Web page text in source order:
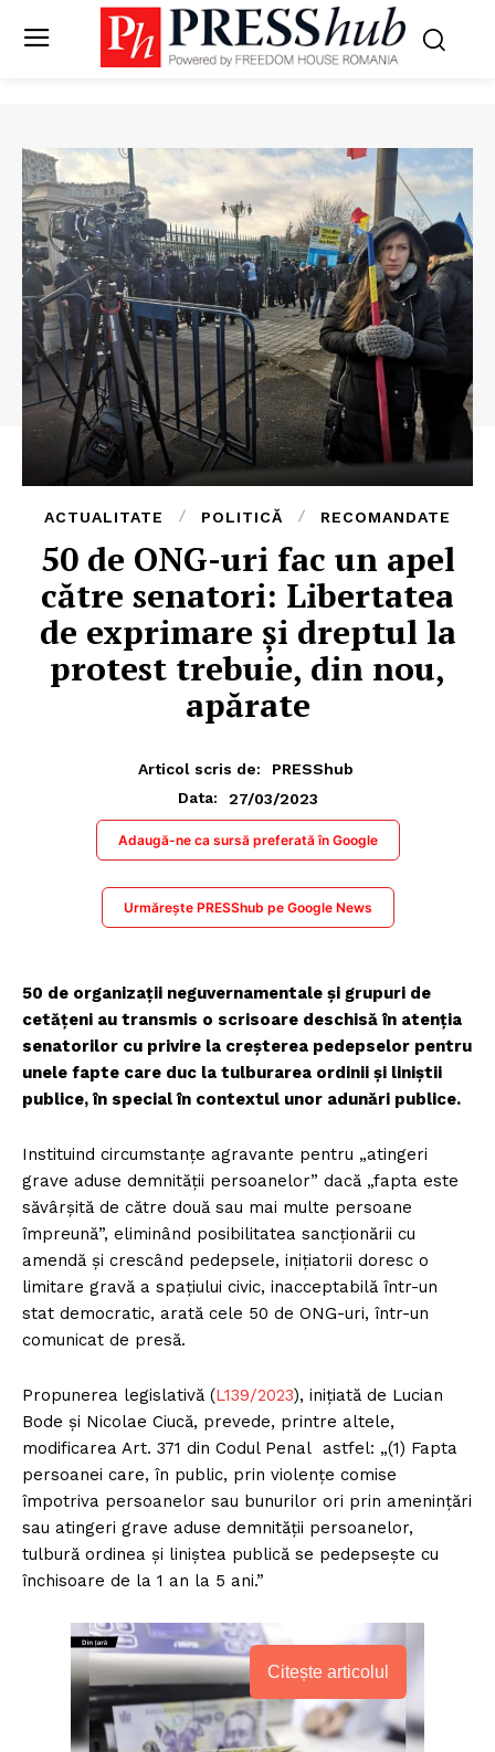
ACTUALITATE POLITICĂ RECOMANDATE
50 de ONG-uri fac un apel
către senatori: Libertatea
de exprimare și dreptul la
protest trebuie, din nou,
apărate
Articol scris de:
PRESShub
Data:
27/03/2023
Adaugă-ne ca sursă preferată în Google
Urmărește PRESShub pe Google News
50 de organizații neguvernamentale și grupuri de
cetățeni au transmis o scrisoare deschisă în atenția
senatorilor cu privire la creșterea pedepselor pentru
unele fapte care duc la tulburarea ordinii și liniștii
publice, în special în contextul unor adunări publice.
Instituind circumstanțe agravante pentru „atingeri
grave aduse demnității persoanelor” dacă „fapta este
săvârșită de către două sau mai multe persoane
împreună”, eliminând posibilitatea sancționării cu
amendă și crescând pedepsele, inițiatorii doresc o
limitare gravă a spațiului civic, inacceptabilă într-un
stat democratic, arată cele 50 de ONG-uri, într-un
comunicat de presă.
Propunerea legislativă (L139/2023), inițiată de Lucian
Bode și Nicolae Ciucă, prevede, printre altele,
modificarea Art. 371 din Codul Penal astfel: „(1) Fapta
persoanei care, în public, prin violenţe comise
împotriva persoanelor sau bunurilor ori prin ameninţări
sau atingeri grave aduse demnităţii persoanelor,
tulbură ordinea şi liniştea publică se pedepseşte cu
închisoare de la 1 an la 5 ani.”
Citește articolul